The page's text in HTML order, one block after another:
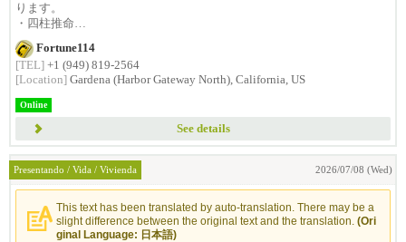
ります。
・四柱推命
・運命学
・東洋占...
Fortune114
[TEL] +1 (949) 819-2564
[Location] Gardena (Harbor Gateway North), California, US
Online
See details
Presentando / Vida / Vivienda 2026/07/08 (Wed)
This text has been translated by auto-translation. There may be a
slight difference between the original text and the translation. (Ori
ginal Language: 日本語)